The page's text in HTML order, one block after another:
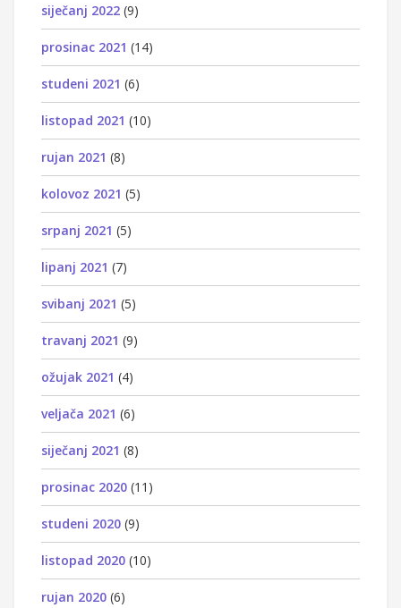
siječanj 2022 (9)
prosinac 2021 (14)
studeni 2021 (6)
listopad 2021 (10)
rujan 2021 (8)
kolovoz 2021 (5)
srpanj 2021 (5)
lipanj 2021 (7)
svibanj 2021 (5)
travanj 2021 (9)
ožujak 2021 (4)
veljača 2021 (6)
siječanj 2021 (8)
prosinac 2020 (11)
studeni 2020 (9)
listopad 2020 (10)
rujan 2020 (6)